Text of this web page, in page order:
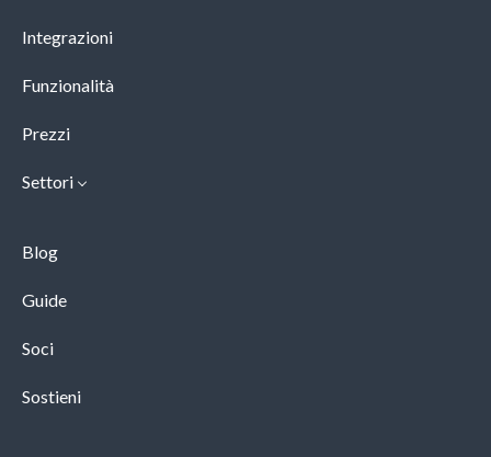
Integrazioni
Funzionalità
Prezzi
Settori
Blog
Guide
Soci
Sostieni